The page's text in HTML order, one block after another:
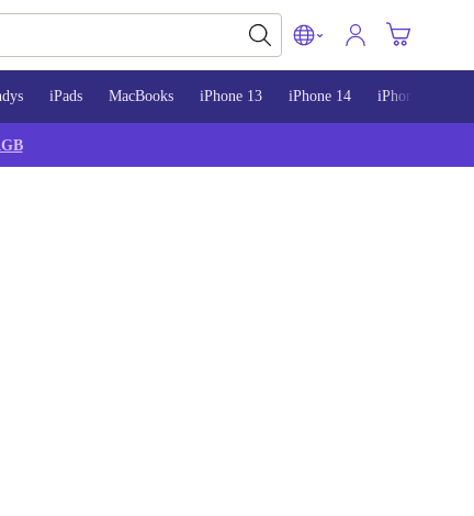
iPads MacBooks iPhone 13 iPhone 14 iPhone 15